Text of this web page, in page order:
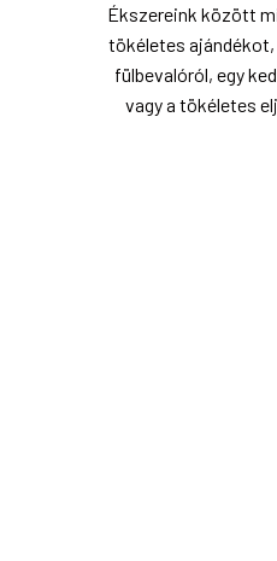
Ékszereink között
tökéletes ajándékot,
fülbevalóról, egy
vagy a tökéletes